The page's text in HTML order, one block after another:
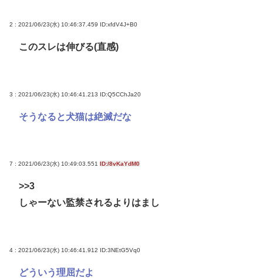
2 : 2021/06/23(水) 10:46:37.459 ID:xfdV4J+B0
このスレは伸びる(直感)
3 : 2021/06/23(水) 10:46:41.213 ID:Q5CChJa20
そうなると犬猫は絶滅だな
7 : 2021/06/23(水) 10:49:03.551 ID:/8vKaYdM0
>>3
しゃーない監禁されるよりはまし
4 : 2021/06/23(水) 10:46:41.912 ID:3NEtG5Vq0
どういう理屈だよ